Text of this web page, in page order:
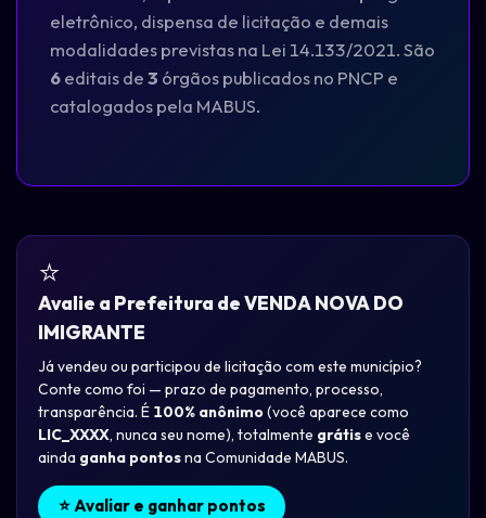
eletrônico, dispensa de licitação e demais
modalidades previstas na Lei 14.133/2021. São
6editais de3 órgãos publicados no PNCP e
catalogados pela MABUS.
⭐
Avalie a Prefeitura de VENDA NOVA DO
IMIGRANTE
Já vendeu ou participou de licitação com este município?
Conte como foi — prazo de pagamento, processo,
transparência. É 100% anônimo(você aparece como
LIC_XXXX, nunca seu nome), totalmente grátise você
ainda ganha pontosna Comunidade MABUS.
⭐ Avaliar e ganhar pontos